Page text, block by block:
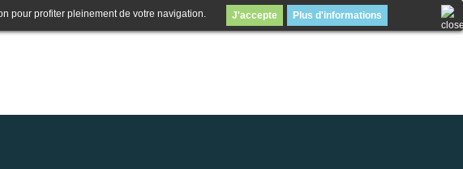
pour profiter pleinement de votre navigation. J'accepte Plus d'informations